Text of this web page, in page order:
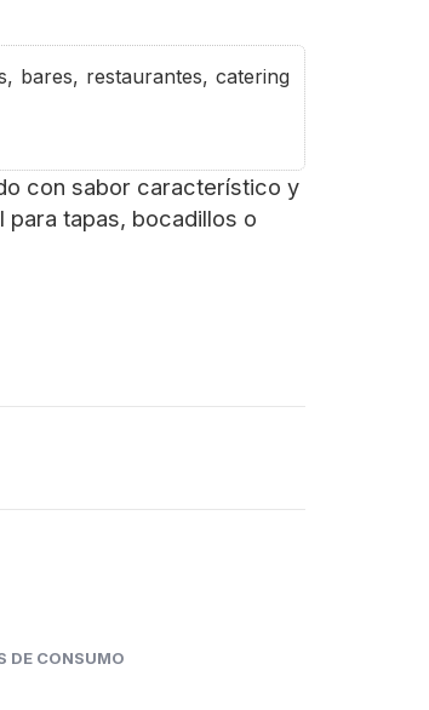
bares, restaurantes, catering
con sabor característico y
tapas, bocadillos o
DE CONSUMO